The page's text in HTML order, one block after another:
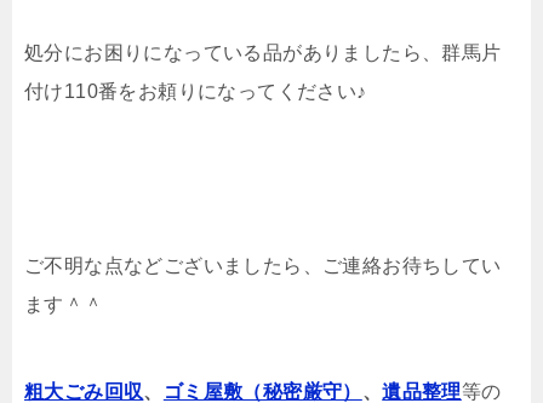
処分にお困りになっている品がありましたら、群馬片
付け110番をお頼りになってください♪
ご不明な点などございましたら、ご連絡お待ちしてい
ます＾＾
粗大ごみ回収、 ゴミ屋敷（秘密厳守） 、遺品整理等の